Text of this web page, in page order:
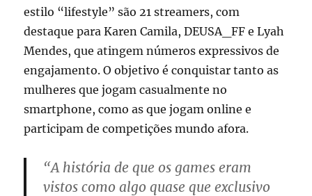
estilo “lifestyle” são 21 streamers, com
destaque para Karen Camila, DEUSA_FF e Lyah
Mendes, que atingem números expressivos de
engajamento. O objetivo é conquistar tanto as
mulheres que jogam casualmente no
smartphone, como as que jogam online e
participam de competições mundo afora.
“A história de que os games eram
vistos como algo quase que exclusivo